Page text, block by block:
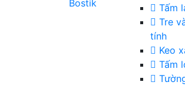
Tấm
Tre
tính
Keo
Tấm